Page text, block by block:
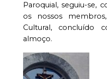
Paroquial, seguiu-se,
os nossos
Cultural, concluído
almoço.